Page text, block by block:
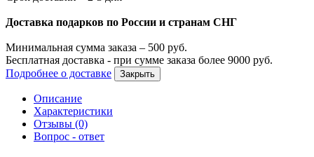
Доставка подарков по России и странам СНГ
Минимальная сумма заказа – 500 руб.
Бесплатная доставка - при сумме заказа более 9000 руб.
Подробнее о доставке
Закрыть
Описание
Характеристики
Отзывы (0)
Вопрос - ответ